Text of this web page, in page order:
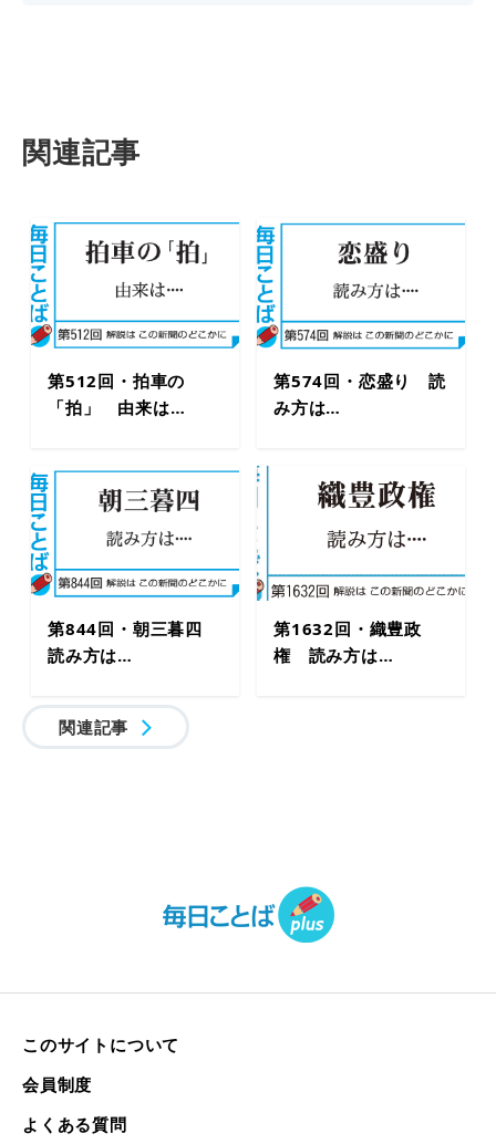
関連記事
第512回・拍車の
「拍」 由来は…
第574回・恋盛り 読
み方は…
第844回・朝三暮四
読み方は…
第1632回・織豊政
権 読み方は…
関連記事
このサイトについて
会員制度
よくある質問